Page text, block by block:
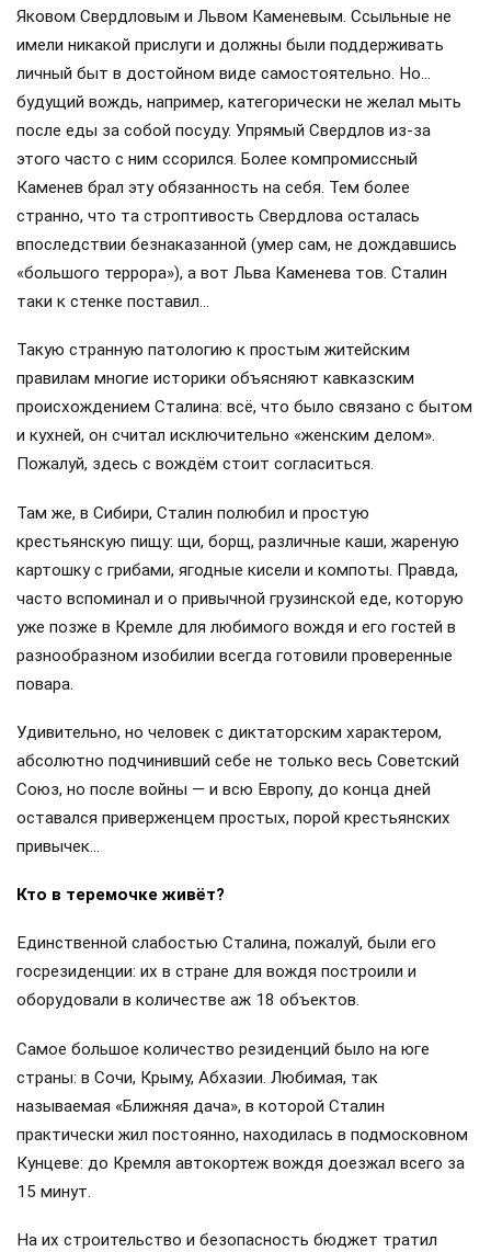
Яковом Свердловым и Львом Каменевым. Ссыльные не
имели никакой прислуги и должны были поддерживать
личный быт в достойном виде самостоятельно. Но…
будущий вождь, например, категорически не желал мыть
после еды за собой посуду. Упрямый Свердлов из-за
этого часто с ним ссорился. Более компромиссный
Каменев брал эту обязанность на себя. Тем более
странно, что та строптивость Свердлова осталась
впоследствии безнаказанной (умер сам, не дождавшись
«большого террора»), а вот Льва Каменева тов. Сталин
таки к стенке поставил…
Такую странную патологию к простым житейским
правилам многие историки объясняют кавказским
происхождением Сталина: всё, что было связано с бытом
и кухней, он считал исключительно «женским делом».
Пожалуй, здесь с вождём стоит согласиться.
Там же, в Сибири, Сталин полюбил и простую
крестьянскую пищу: щи, борщ, различные каши, жареную
картошку с грибами, ягодные кисели и компоты. Правда,
часто вспоминал и о привычной грузинской еде, которую
уже позже в Кремле для любимого вождя и его гостей в
разнообразном изобилии всегда готовили проверенные
повара.
Удивительно, но человек с диктаторским характером,
абсолютно подчинивший себе не только весь Советский
Союз, но после войны — и всю Европу, до конца дней
оставался приверженцем простых, порой крестьянских
привычек…
Кто в теремочке живёт?
Единственной слабостью Сталина, пожалуй, были его
госрезиденции: их в стране для вождя построили и
оборудовали в количестве аж 18 объектов.
Самое большое количество резиденций было на юге
страны: в Сочи, Крыму, Абхазии. Любимая, так
называемая «Ближняя дача», в которой Сталин
практически жил постоянно, находилась в подмосковном
Кунцеве: до Кремля автокортеж вождя доезжал всего за
15 минут.
На их строительство и безопасность бюджет тратил